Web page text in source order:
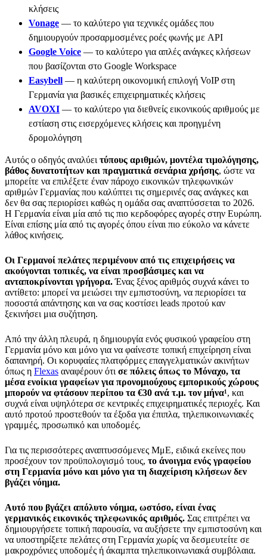
κλήσεις
Vonage — το καλύτερο για τεχνικές ομάδες που
δημιουργούν προσαρμοσμένες ροές φωνής με API
Google Voice — το καλύτερο για απλές ανάγκες κλήσεων
που βασίζονται στο Google Workspace
Easybell — η καλύτερη οικονομική επιλογή VoIP στη
Γερμανία για βασικές επιχειρηματικές κλήσεις
AVOXI — το καλύτερο για διεθνείς εικονικούς αριθμούς με
εστίαση στις εισερχόμενες κλήσεις και προηγμένη
δρομολόγηση
Αυτός ο οδηγός αναλύει τύπους αριθμών, μοντέλα τιμολόγησης,
βάθος δυνατοτήτων και πραγματικά σενάρια χρήσης, ώστε να
μπορείτε να επιλέξετε έναν πάροχο εικονικών τηλεφωνικών
αριθμών Γερμανίας που καλύπτει τις σημερινές σας ανάγκες και
δεν θα σας περιορίσει καθώς η ομάδα σας αναπτύσσεται το 2026.
Η Γερμανία είναι μία από τις πιο κερδοφόρες αγορές στην Ευρώπη.
Είναι επίσης μία από τις αγορές όπου είναι πιο εύκολο να κάνετε
λάθος κινήσεις.
Οι Γερμανοί πελάτες περιμένουν από τις επιχειρήσεις να
ακούγονται τοπικές, να είναι προσβάσιμες και να
ανταποκρίνονται γρήγορα.Ένας ξένος αριθμός συχνά κάνει το
αντίθετο: μπορεί να μειώσει την εμπιστοσύνη, να περιορίσει τα
ποσοστά απάντησης και να σας κοστίσει leads προτού καν
ξεκινήσει μια συζήτηση.
Από την άλλη πλευρά, η δημιουργία ενός φυσικού γραφείου στη
Γερμανία μόνο και μόνο για να φαίνεστε τοπική επιχείρηση είναι
δαπανηρή. Οι κορυφαίες πλατφόρμες επαγγελματικών ακινήτων
όπως η Flexas αναφέρουν ότι σε πόλεις όπως το Μόναχο, τα
μέσα ενοίκια γραφείων για προνομιούχους εμπορικούς χώρους
μπορούν να φτάσουν περίπου τα €30 ανά τ.μ. τον μήνα¹, και
συχνά είναι υψηλότερα σε κεντρικές επιχειρηματικές περιοχές. Και
αυτό προτού προστεθούν τα έξοδα για έπιπλα, τηλεπικοινωνιακές
γραμμές, προσωπικό και υποδομές.
Για τις περισσότερες αναπτυσσόμενες ΜμΕ, ειδικά εκείνες που
προσέχουν τον προϋπολογισμό τους, το άνοιγμα ενός γραφείου
στη Γερμανία μόνο και μόνο για τη διαχείριση κλήσεων δεν
βγάζει νόημα.
Αυτό που βγάζει απόλυτο νόημα, ωστόσο, είναι ένας
γερμανικός εικονικός τηλεφωνικός αριθμός. Σας επιτρέπει να
δημιουργήσετε τοπική παρουσία, να αυξήσετε την εμπιστοσύνη και
να υποστηρίξετε πελάτες στη Γερμανία χωρίς να δεσμευτείτε σε
μακροχρόνιες υποδομές ή άκαμπτα τηλεπικοινωνιακά συμβόλαια.